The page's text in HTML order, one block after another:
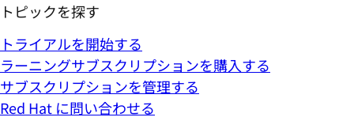
トピックを探す
トライアルを開始する
ラーニングサブスクリプションを購入する
サブスクリプションを管理する
Red Hat に問い合わせる